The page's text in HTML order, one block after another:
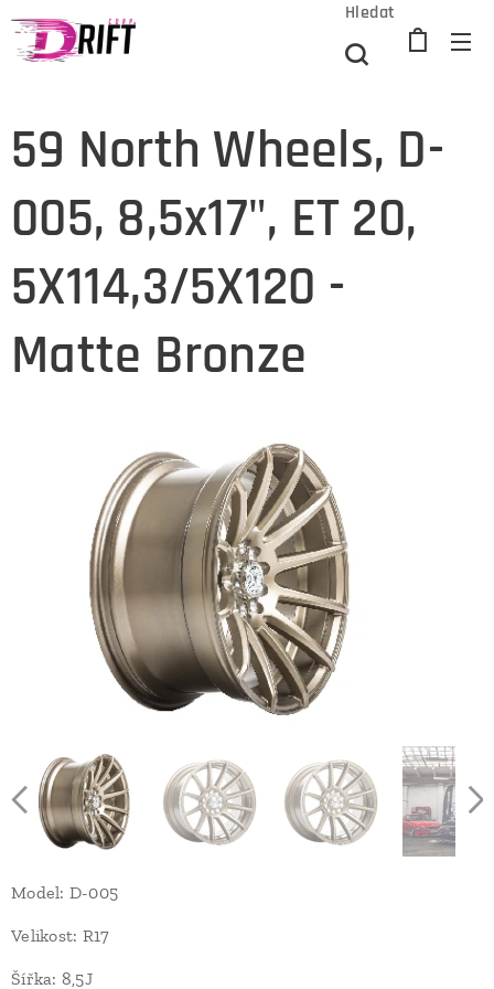
Hledat
59 North Wheels, D-
005, 8,5x17", ET 20,
5X114,3/5X120 -
Matte Bronze
Model: D-005
Velikost: R17
Šířka: 8,5J